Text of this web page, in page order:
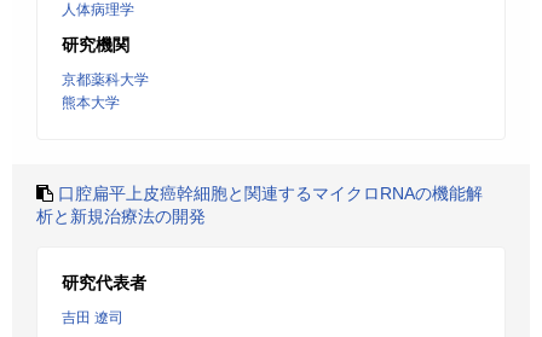
人体病理学
研究機関
京都薬科大学
熊本大学
口腔扁平上皮癌幹細胞と関連するマイクロRNAの機能解
析と新規治療法の開発
研究代表者
吉田 遼司